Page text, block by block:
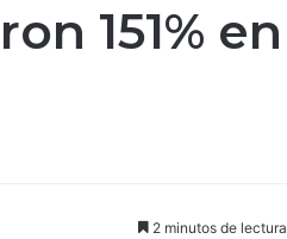
151% en
2 minutos de lectura